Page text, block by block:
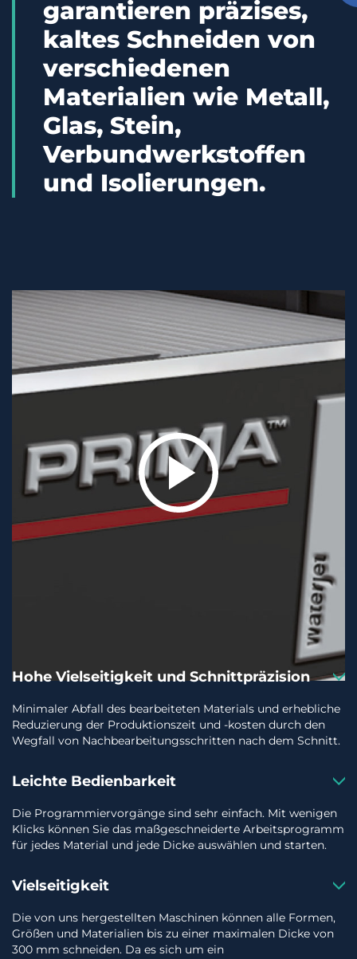
garantieren präzises,
kaltes Schneiden von
verschiedenen
Materialien wie Metall,
Glas, Stein,
Verbundwerkstoffen
und Isolierungen.
Hohe Vielseitigkeit und Schnittpräzision
Minimaler Abfall des bearbeiteten Materials und erhebliche
Reduzierung der Produktionszeit und -kosten durch den
Wegfall von Nachbearbeitungsschritten nach dem Schnitt.
Leichte Bedienbarkeit
Die Programmiervorgänge sind sehr einfach. Mit wenigen
Klicks können Sie das maßgeschneiderte Arbeitsprogramm
für jedes Material und jede Dicke auswählen und starten.
Vielseitigkeit
Die von uns hergestellten Maschinen können alle Formen,
Größen und Materialien bis zu einer maximalen Dicke von
300 mm schneiden. Da es sich um ein